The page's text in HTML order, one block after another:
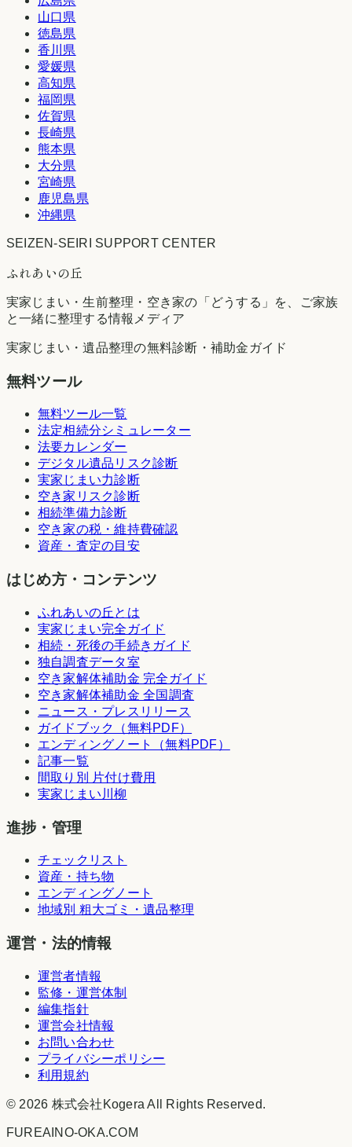
山口県
徳島県
香川県
愛媛県
高知県
福岡県
佐賀県
長崎県
熊本県
大分県
宮崎県
鹿児島県
沖縄県
SEIZEN-SEIRI SUPPORT CENTER
ふれあいの丘
実家じまい・生前整理・空き家の「どうする」を、ご家族
と一緒に整理する情報メディア
実家じまい・遺品整理の無料診断・補助金ガイド
無料ツール
無料ツール一覧
法定相続分シミュレーター
法要カレンダー
デジタル遺品リスク診断
実家じまい力診断
空き家リスク診断
相続準備力診断
空き家の税・維持費確認
資産・査定の目安
はじめ方・コンテンツ
ふれあいの丘とは
実家じまい完全ガイド
相続・死後の手続きガイド
独自調査データ室
空き家解体補助金 完全ガイド
空き家解体補助金 全国調査
ニュース・プレスリリース
ガイドブック（無料PDF）
エンディングノート（無料PDF）
記事一覧
間取り別 片付け費用
実家じまい川柳
進捗・管理
チェックリスト
資産・持ち物
エンディングノート
地域別 粗大ゴミ・遺品整理
運営・法的情報
運営者情報
監修・運営体制
編集指針
運営会社情報
お問い合わせ
プライバシーポリシー
利用規約
© 2026 株式会社Kogera All Rights Reserved.
FUREAINO-OKA.COM